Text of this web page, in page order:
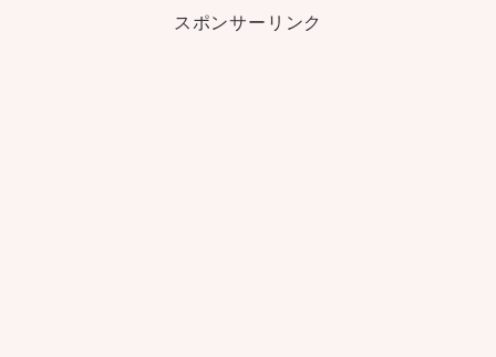
スポンサーリンク